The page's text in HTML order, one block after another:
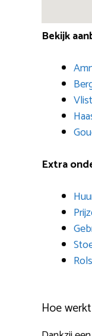
Bekijk
Vlist
Extra
Hoe